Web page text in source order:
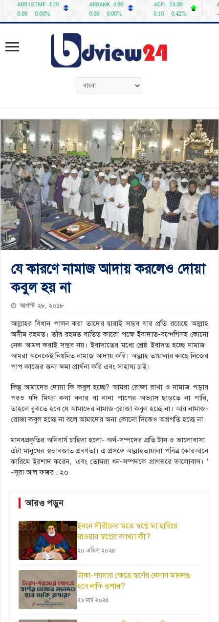
যে কারণে নামাজ আদায় করলেও দোয়া
কবুল হয় না
আগস্ট ২৮, ২০১৮
আল্লাহর বিধান পালন করা তাদের দ্বারাই সম্ভব যার প্রতি রয়েছে আল্লাহ
অসীম রহমত। তাঁর রহমত ব্যতিত কারো পক্ষে ইবাদাত-বন্দেগিসহ কোনো
নেক আমল করাই সম্ভব নয়। ইবাদাতের মধ্যে শ্রেষ্ঠ ইবাদত হচ্ছে নামাজ।
আমরা অনেকেই নিয়মিত নামাজ আদায় করি। আল্লাহ তায়ালার কাছে নিজের
পাপ কাজের জন্য ক্ষমা প্রার্থনা করি এবং সাহায্য চাই।
কিন্তু আমাদের দোয়া কি কবুল হচ্ছে? আমরা রোজা রাখা ও নামাজ পড়ার
পরও যদি মিথ্যা কথা বলার বা নানা পাপের অভ্যাস ছাড়তে না পারি,
তাহলে বুঝতে হবে যে আমাদের নামাজ-রোজা কবুল হচ্ছে না। আর নামাজ-
রোজা কবুল হচ্ছে না বলে আমাদের অন্য কোনো দিকেও অগ্রগতি হচ্ছে না।
মানবপ্রকৃতির অনিবার্য চাহিদা হলো- অর্থ-সম্পদের প্রতি টান ও ভালোবাসা।
এটা মানুষের স্বভাবজাত প্রবণতা। এ প্রসঙ্গে আল্লাহতায়ালা পবিত্র কোরআনে
কারিমে ইরশাদ করেন, ‘এবং তোমরা ধন-সম্পদকে প্রাণভরে ভালোবাস। ’
-সূরা আল ফজর : ২০
আরও পড়ুন
ইবনে সীরীনের মতে স্বপ্নে মা হারিয়ে
যাওয়ার স্বপ্নের ব্যাখ্যা কী?
২০ এপ্রিল ২০২৪
টাকা-পয়সার ক্ষেত্রে স্বর্ণের নেসাব মানদণ্ড
হবে নাকি রূপার?
২৬ মার্চ ২০২৪